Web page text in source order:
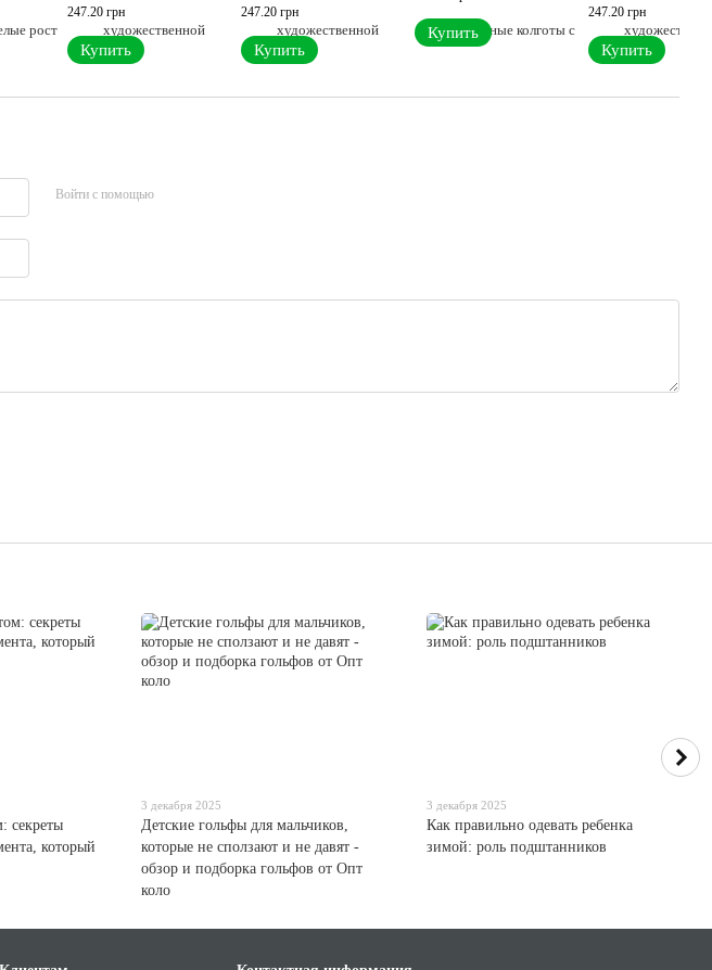
247.20 грн
Купить
122
247.20 грн
Купить
Купить
122
247.20 грн
Купить
Войти с помощью
секреты
который
3 декабря 2025
Детские гольфы для мальчиков,
которые не сползают и не давят -
обзор и подборка гольфов от Опт
коло
3 декабря 2025
Как правильно одевать ребенка
зимой: роль подштанников